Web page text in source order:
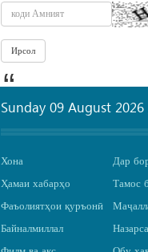
Sunday 09 August 2026
Хона
Ҳамаи хабарҳо
Фаъолиятҳои қуръонӣ
Байналмиллал
Дар
Тамос